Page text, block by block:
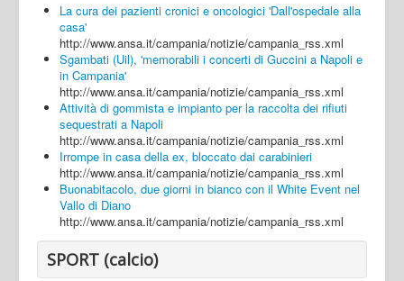
La cura dei pazienti cronici e oncologici 'Dall'ospedale alla
casa'
http://www.ansa.it/campania/notizie/campania_rss.xml
Sgambati (Uil), 'memorabili i concerti di Guccini a Napoli e
in Campania'
http://www.ansa.it/campania/notizie/campania_rss.xml
Attività di gommista e impianto per la raccolta dei rifiuti
sequestrati a Napoli
http://www.ansa.it/campania/notizie/campania_rss.xml
Irrompe in casa della ex, bloccato dai carabinieri
http://www.ansa.it/campania/notizie/campania_rss.xml
Buonabitacolo, due giorni in bianco con il White Event nel
Vallo di Diano
http://www.ansa.it/campania/notizie/campania_rss.xml
SPORT (calcio)